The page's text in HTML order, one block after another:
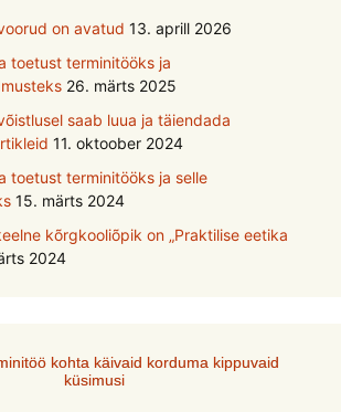
on avatud 13. aprill 2026
toetust terminitööks ja
26. märts 2025
saab luua ja täiendada
11. oktoober 2024
toetust terminitööks ja selle
15. märts 2024
kõrgkooliõpik on „Praktilise eetika
2024
kohta käivaid korduma kippuvaid
küsimusi